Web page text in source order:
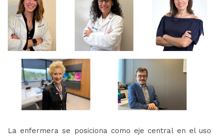
La enfermera se posiciona como eje central en el uso